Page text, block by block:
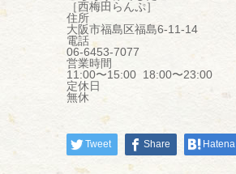
［西梅田らんぷ］
住所
大阪市福島区福島6-11-14
電話
06-6453-7077
営業時間
11:00〜15:00 18:00〜23:00
定休日
無休
Tweet Share Hatena